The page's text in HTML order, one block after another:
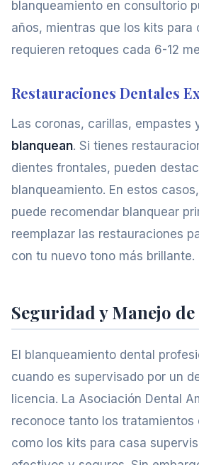
blanqueamiento en consultorio
años, mientras que los kits para
requieren retoques cada 6-12
Restauraciones Dentales
Las coronas, carillas, empastes
blanquean. Si tienes
dientes frontales, pueden
blanqueamiento. En estos
puede recomendar blanquear
reemplazar las restauraciones
con tu nuevo tono más brillante.
Seguridad y Manejo
El blanqueamiento dental
cuando es supervisado por un
licencia. La Asociación Dental
reconoce tanto los tratamientos
como los kits para casa